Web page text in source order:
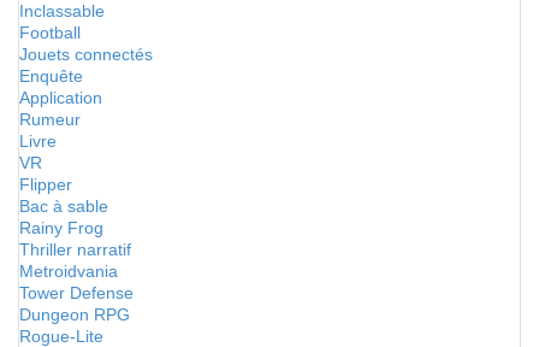
Inclassable
Football
Jouets connectés
Enquête
Application
Rumeur
Livre
VR
Flipper
Bac à sable
Rainy Frog
Thriller narratif
Metroidvania
Tower Defense
Dungeon RPG
Rogue-Lite